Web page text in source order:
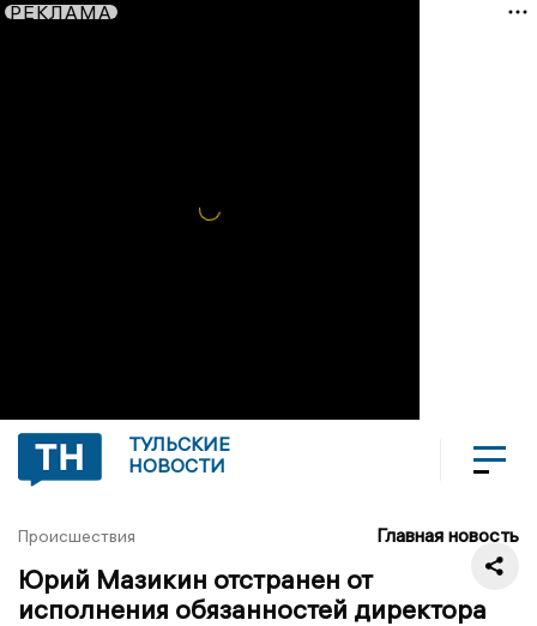
РЕКЛАМА
ТУЛЬСКИЕ
НОВОСТИ
Происшествия Главная новость
Юрий Мазикин отстранен от
исполнения обязанностей директора